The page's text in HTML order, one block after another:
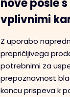
nove posle
vplivnimi
Z uporabo
prepričljivega
potrebnimi za
prepoznavnost
koncu prispeva k